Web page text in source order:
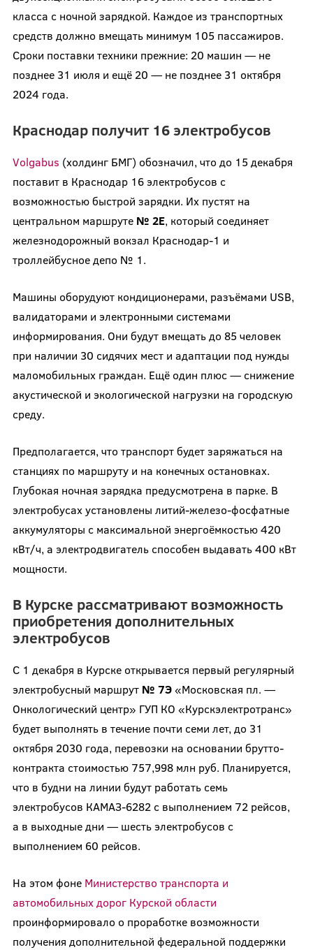
класса с ночной зарядкой. Каждое из транспортных
средств должно вмещать минимум 105 пассажиров.
Сроки поставки техники прежние: 20 машин — не
позднее 31 июля и ещё 20 — не позднее 31 октября
2024 года.
Краснодар получит 16 электробусов
Volgabus (холдинг БМГ) обозначил, что до 15 декабря
поставит в Краснодар 16 электробусов с
возможностью быстрой зарядки. Их пустят на
центральном маршруте № 2Е, который соединяет
железнодорожный вокзал Краснодар-1 и
троллейбусное депо № 1.
Машины оборудуют кондиционерами, разъёмами USB,
валидаторами и электронными системами
информирования. Они будут вмещать до 85 человек
при наличии 30 сидячих мест и адаптации под нужды
маломобильных граждан. Ещё один плюс — снижение
акустической и экологической нагрузки на городскую
среду.
Предполагается, что транспорт будет заряжаться на
станциях по маршруту и на конечных остановках.
Глубокая ночная зарядка предусмотрена в парке. В
электробусах установлены литий-железо-фосфатные
аккумуляторы с максимальной энергоёмкостью 420
кВт/ч, а электродвигатель способен выдавать 400 кВт
мощности.
В Курске рассматривают возможность
приобретения дополнительных
электробусов
С 1 декабря в Курске открывается первый регулярный
электробусный маршрут № 7Э«Московская пл. —
Онкологический центр» ГУП КО «Курскэлектротранс»
будет выполнять в течение почти семи лет, до 31
октября 2030 года, перевозки на основании брутто-
контракта стоимостью 757,998 млн руб. Планируется,
что в будни на линии будут работать семь
электробусов КАМАЗ-6282 с выполнением 72 рейсов,
а в выходные дни — шесть электробусов с
выполнением 60 рейсов.
На этом фоне Министерство транспорта и
автомобильных дорог Курской области
проинформировало о проработке возможности
получения дополнительной федеральной поддержки